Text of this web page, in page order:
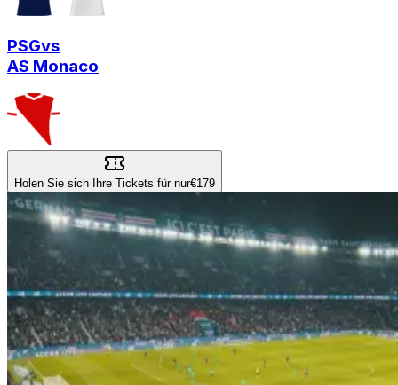
PSGvs
AS Monaco
Holen Sie sich Ihre Tickets für nur€179